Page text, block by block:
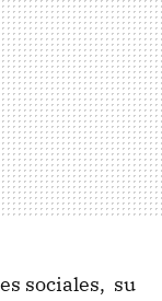
sociales, su